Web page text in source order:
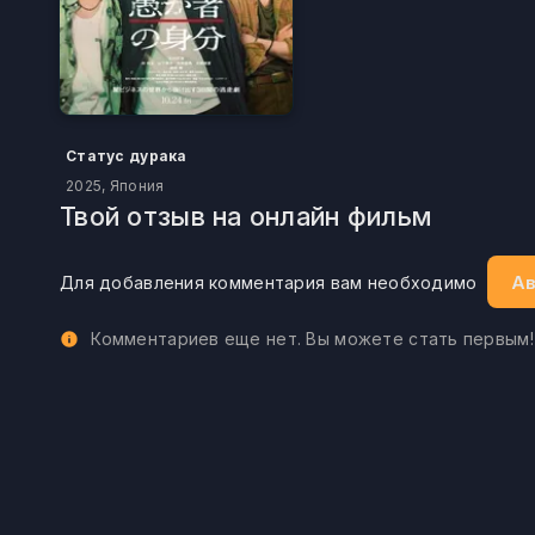
Статус дурака
2025, Япония
Твой отзыв на онлайн фильм
Для добавления комментария вам необходимо
Комментариев еще нет. Вы можете стать первым!